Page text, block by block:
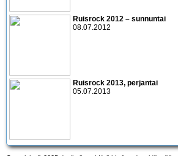
Ruisrock 2012 – sunnuntai
08.07.2012
Ruisrock 2013, perjantai
05.07.2013